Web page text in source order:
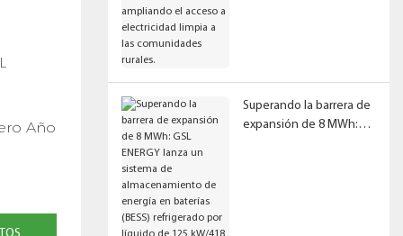
Año
Superando la barrera de
expansión de 8 MWh: